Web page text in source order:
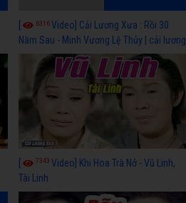
6316Video] Cải Lương Xưa : Rồi 30
Năm Sau - Minh Vương Lệ Thủy | cải lương
xã hội hay nhất
[ 7343 Video] Khi Hoa Trà Nở - Vũ Linh,
Tài Linh